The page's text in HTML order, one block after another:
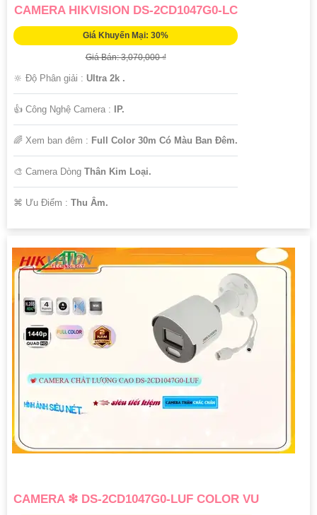
CAMERA HIKVISION DS-2CD1047G0-LC
Giá Khuyến Mại: 30%
Giá Bán: 3,070,000 ₫
🔆 Độ Phân giải : Ultra 2k .
👍 Công Nghệ Camera : IP.
🌈 Xem ban đêm : Full Color 30m Có Màu Ban Đêm.
🎨 Camera Dòng Thân Kim Loại.
️⌘ Ưu Điểm : Thu Âm.
CAMERA ❇ DS-2CD1047G0-LUF COLOR VU